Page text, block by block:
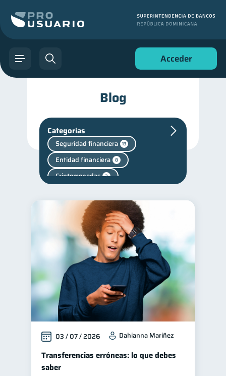
Acceder
Blog
Categorías
Seguridad financiera 13
Entidad financiera 8
Criptomonedas 2
1 inversiones
Salud mental
Finanzas personales 44
Manejo de deudas 31
Educación financiera 31
Finanzas para jóvenes 30
Control de deudas
Finanzas familiares 25
Inclusión financiera 22
Bienestar financiero 22
Finanzas para mujeres
03 / 07 / 2026 Dahianna Mariñez
Transferencias erróneas: lo que debes
saber